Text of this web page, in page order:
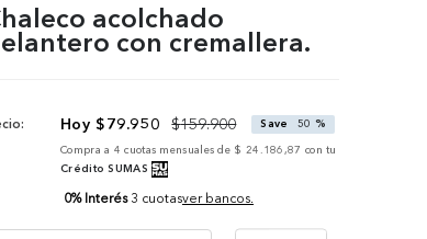
acolchado
con cremallera.
$79.950 $159.900 Save
50 %
Compra a 4 cuotas mensuales de $ 24.186,87 con tu
Crédito SUMAS
0% Interés 3 cuotasver bancos.